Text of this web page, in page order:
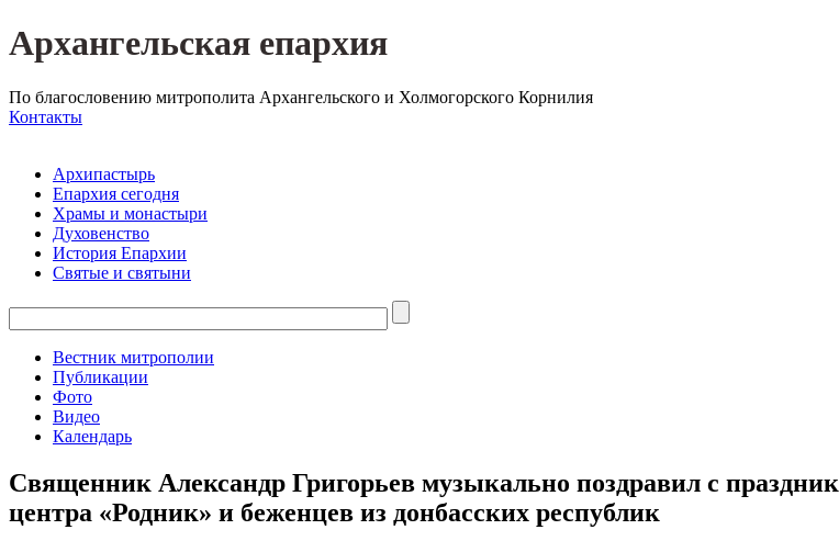
Архангельская епархия
По благословению митрополита Архангельского и Холмогорского Корнилия
Контакты
Архипастырь
Епархия сегодня
Храмы и монастыри
Духовенство
История Епархии
Святые и святыни
Вестник митрополии
Публикации
Фото
Видео
Календарь
Священник Александр Григорьев музыкально поздравил с
центра «Родник» и беженцев из донбасских республик